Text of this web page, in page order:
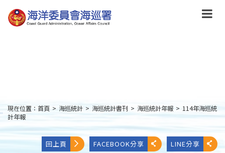
到
主
:::
現在位置： 首頁 > 海巡統計 > 海巡統計書刊 > 海巡統計年報 > 114年海巡統
計年報
回上頁 FACEBOOK分享 LINE分享